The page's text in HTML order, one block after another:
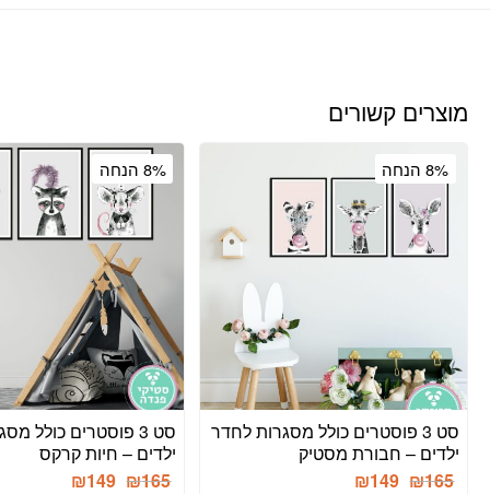
מוצרים קשורים
8% הנחה
סט 3 פוסטרים כולל מסגרות לחדר
ילדים – חבורת מסטיק
המחיר
₪165
המחיר
₪149
8% הנחה
סט 3 פוסטרים כולל
ילדים – חיות קרקס
המחיר
₪165
המחיר
₪149